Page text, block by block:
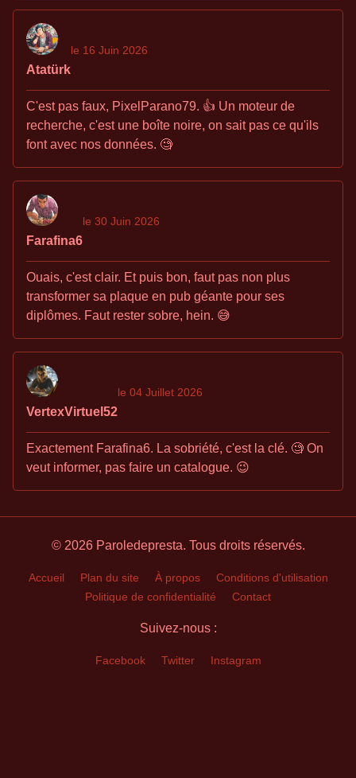
Atatürk
le 16 Juin 2026
C'est pas faux, PixelParano79. 👍 Un moteur de
recherche, c'est une boîte noire, on sait pas ce qu'ils
font avec nos données. 🧐
Farafina6
le 30 Juin 2026
Ouais, c'est clair. Et puis bon, faut pas non plus
transformer sa plaque en pub géante pour ses
diplômes. Faut rester sobre, hein. 😅
VertexVirtuel52
le 04 Juillet 2026
Exactement Farafina6. La sobriété, c'est la clé. 🧐 On
veut informer, pas faire un catalogue. 😉
© 2026 Paroledepresta. Tous droits réservés.
Accueil Plan du site À propos
Conditions d'utilisation
Politique de confidentialité
Contact
Suivez-nous :
Facebook Twitter Instagram